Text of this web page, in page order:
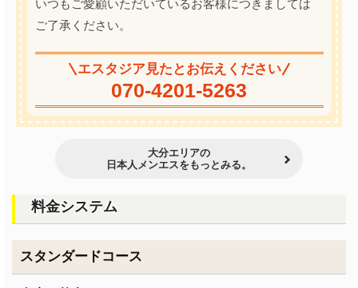
いつもご愛顧いただいているお客様につきましては
ご了承ください。
エスタジア見たとお伝えください
070-4201-5263
大分エリアの
日本人メンエスをもっとみる。
料金システム
スタンダードコース